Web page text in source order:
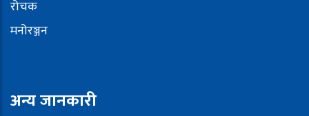
रोचक
मनोरञ्जन
अन्य जानकारी